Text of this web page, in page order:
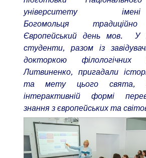
університету
Богомольця традиційно
Європейський день мов. У
студенти, разом із
докторкою
Литвиненко, пригадали
та мету цього
інтерактивній формі
знання з європейських та